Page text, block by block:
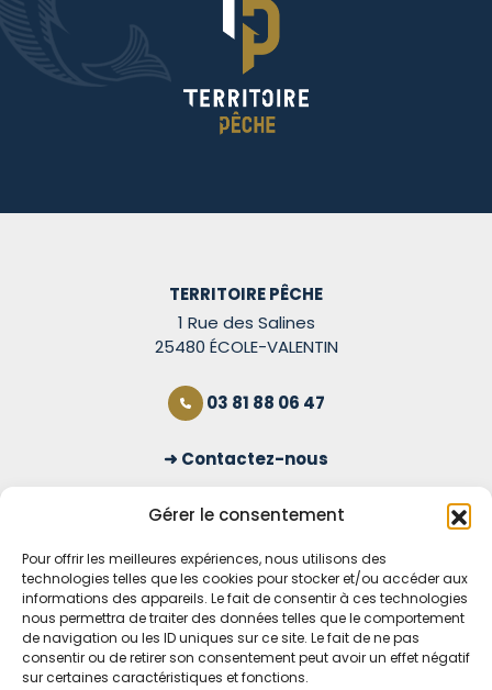
Gérer le consentement
Pour offrir les meilleures expériences, nous utilisons des
technologies telles que les cookies pour stocker et/ou accéder aux
informations des appareils. Le fait de consentir à ces technologies
nous permettra de traiter des données telles que le comportement
de navigation ou les ID uniques sur ce site. Le fait de ne pas
consentir ou de retirer son consentement peut avoir un effet négatif
sur certaines caractéristiques et fonctions.
TERRITOIRE PÊCHE
1 Rue des Salines
25480 ÉCOLE-VALENTIN
03 81 88 06 47
Contactez-nous
S'inscrire à la newsletter
OUVERT TOUS LES JOURS
Voir nos horaires
MENTIONS LÉGALES